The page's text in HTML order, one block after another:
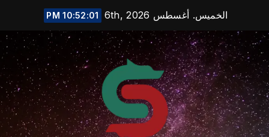
content
الخميس. أغسطس 6th, 2026 10:52:02 PM